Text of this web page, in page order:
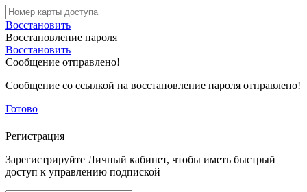
Восстановить
Восстановление пароля
Восстановить
Сообщение отправлено!
Сообщение со ссылкой на восстановление пароля отправлено!
Готово
Регистрация
Зарегистрируйте Личный кабинет, чтобы иметь быстрый
доступ к управлению подпиской